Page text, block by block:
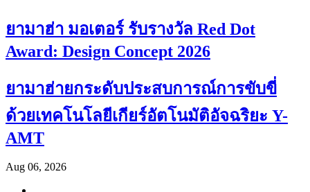
ยามาฮ่า มอเตอร์ รับรางวัล Red Dot
Award: Design Concept 2026
ยามาฮ่ายกระดับประสบการณ์การขับขี่
ด้วยเทคโนโลยีเกียร์อัตโนมัติอัจฉริยะ Y-
AMT
Aug 06, 2026